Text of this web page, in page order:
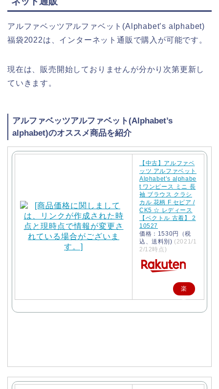
アルファベッツアルファベット(Alphabet’s alphabet)
福袋2022は、インターネット通販で購入が可能です。
現在は、販売開始しておりませんが分かり次第更新し
ていきます。
アルファベッツアルファベット(Alphabet’s
alphabet)のオススメ商品を紹介
【中古】アルファベ
ッツ アルファベット
Alphabet’s alphabe
t ワンピース ミニ 長
袖 ブラウス クラシ
カル 花柄 F セピア /
CK5 ☆ レディース
【ベクトル 古着】 2
10527
価格：1530円（税
込、送料別) (2021/1
2/12時点)
楽
天